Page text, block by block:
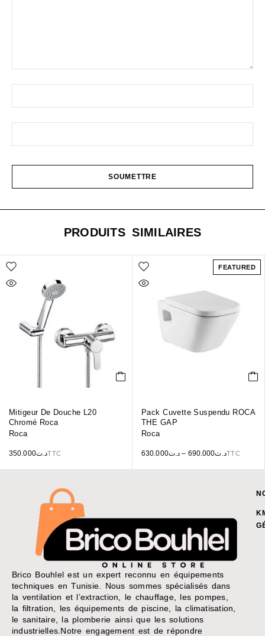
PRODUITS SIMILAIRES
Mitigeur De Douche L20
Chromé Roca
Roca
د.ت350.000 TTC
FEATURED
Pack Cuvette Suspendu ROCA
THE GAP
Roca
د.ت630.000 – د.ت690.000 TTC
Brico Bouhlel est un expert reconnu en équipements
techniques en Tunisie. Nous sommes spécialisés dans
la ventilation et l’extraction, le chauffage, les pompes,
la filtration, les équipements de piscine, la climatisation,
le sanitaire, la plomberie ainsi que les solutions
industrielles.Notre engagement est de répondre